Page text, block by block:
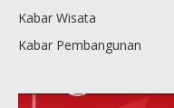
Kabar Wisata
Kabar Pembangunan